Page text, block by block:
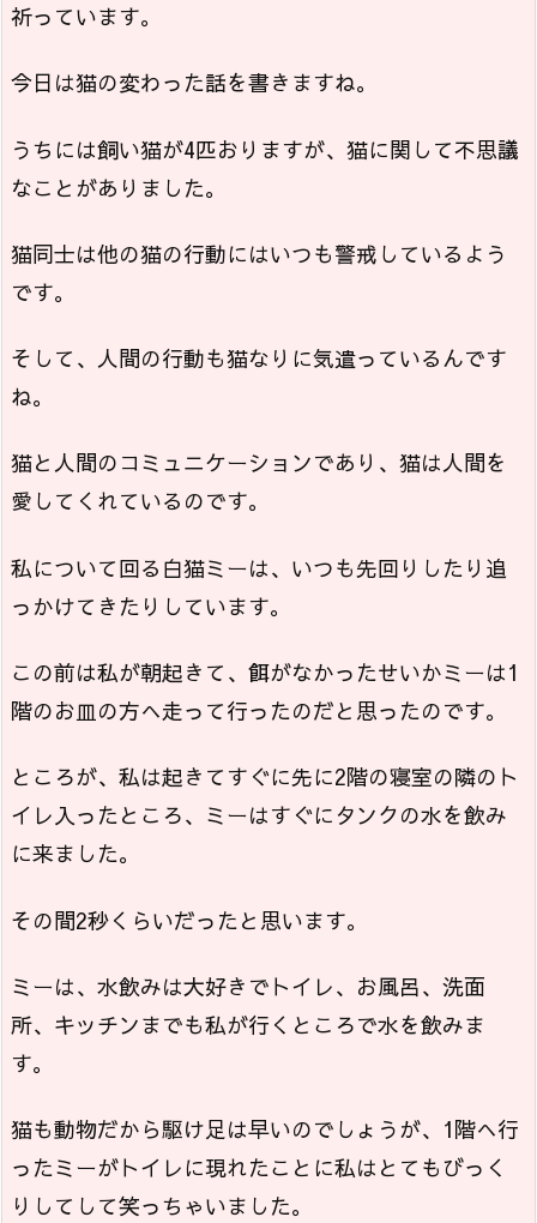
祈っています。
今日は猫の変わった話を書きますね。
うちには飼い猫が4匹おりますが、猫に関して不思議
なことがありました。
猫同士は他の猫の行動にはいつも警戒しているよう
です。
そして、人間の行動も猫なりに気遣っているんです
ね。
猫と人間のコミュニケーションであり、猫は人間を
愛してくれているのです。
私について回る白猫ミーは、いつも先回りしたり追
っかけてきたりしています。
この前は私が朝起きて、餌がなかったせいかミーは1
階のお皿の方へ走って行ったのだと思ったのです。
ところが、私は起きてすぐに先に2階の寝室の隣のト
イレ入ったところ、ミーはすぐにタンクの水を飲み
に来ました。
その間2秒くらいだったと思います。
ミーは、水飲みは大好きでトイレ、お風呂、洗面
所、キッチンまでも私が行くところで水を飲みま
す。
猫も動物だから駆け足は早いのでしょうが、1階へ行
ったミーがトイレに現れたことに私はとてもびっく
りしてして笑っちゃいました。